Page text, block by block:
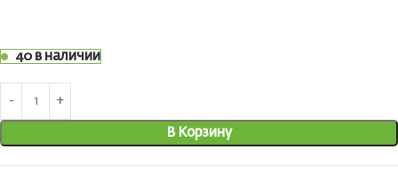
40 в наличии
В Корзину